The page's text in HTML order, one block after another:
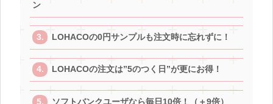
ン
LOHACOの0円サンプルも注文時に忘れずに！
LOHACOの注文は”5のつく日”が更にお得！
ソフトバンクユーザなら毎日10倍！（＋9倍）